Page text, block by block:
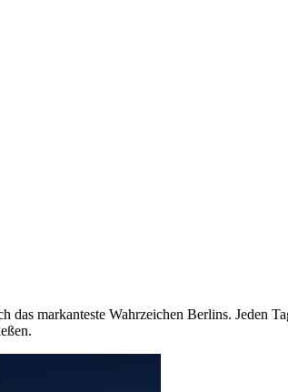
markanteste Wahrzeichen Berlins. Jeden